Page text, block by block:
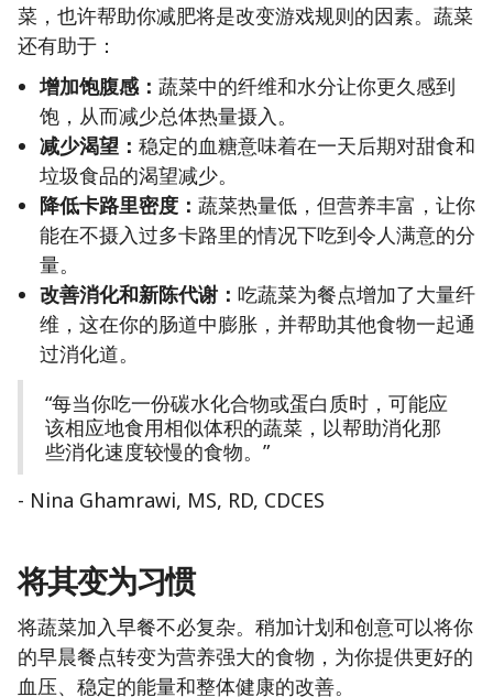
菜，也许帮助你减肥将是改变游戏规则的因素。蔬菜
还有助于：
增加饱腹感： 蔬菜中的纤维和水分让你更久感到
饱，从而减少总体热量摄入。
减少渴望： 稳定的血糖意味着在一天后期对甜食和
垃圾食品的渴望减少。
降低卡路里密度： 蔬菜热量低，但营养丰富，让你
能在不摄入过多卡路里的情况下吃到令人满意的分
量。
改善消化和新陈代谢： 吃蔬菜为餐点增加了大量纤
维，这在你的肠道中膨胀，并帮助其他食物一起通
过消化道。
“每当你吃一份碳水化合物或蛋白质时，可能应
该相应地食用相似体积的蔬菜，以帮助消化那
些消化速度较慢的食物。”
- Nina Ghamrawi, MS, RD, CDCES
将其变为习惯
将蔬菜加入早餐不必复杂。稍加计划和创意可以将你
的早晨餐点转变为营养强大的食物，为你提供更好的
血压、稳定的能量和整体健康的改善。